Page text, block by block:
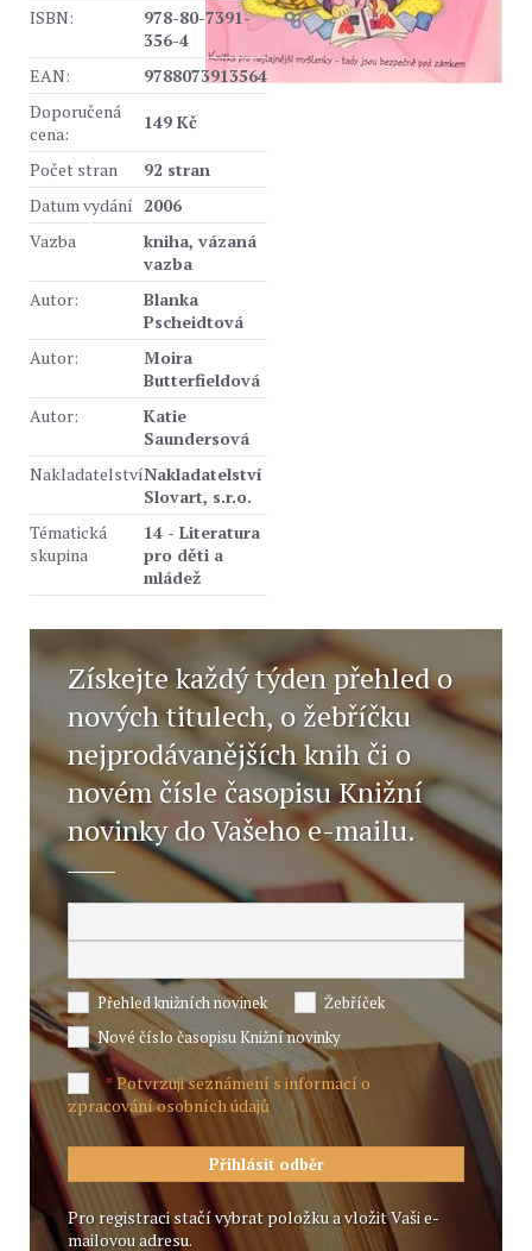
ISBN:
978-80-7391-
356-4
EAN:
9788073913564
Doporučená
cena:
149 Kč
Počet stran
92 stran
Datum vydání 2006
Vazba
kniha, vázaná
vazba
Autor:
Blanka
Pscheidtová
Autor:
Moira
Butterfieldová
Autor:
Katie
Saundersová
NakladatelstvíNakladatelství
Slovart, s.r.o.
Tématická
skupina
14 - Literatura
pro děti a
mládež
Získejte každý týden přehled o
nových titulech, o žebříčku
nejprodávanějších knih či o
novém čísle časopisu Knižní
novinky do Vašeho e-mailu.
Přehled knižních novinek
Žebříček
Nové číslo časopisu Knižní novinky
*Potvrzuji seznámení s informací o
zpracování osobních údajů
Pro registraci stačí vybrat položku a vložit Vaši e-
mailovou adresu.